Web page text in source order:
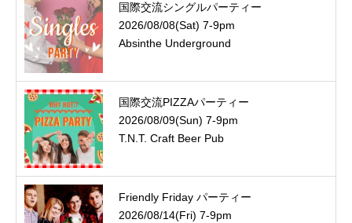
国際交流シングルパーティー
2026/08/08(Sat) 7-9pm
Absinthe Underground
国際交流PIZZAパーティー
2026/08/09(Sun) 7-9pm
T.N.T. Craft Beer Pub
Friendly Friday パーティー
2026/08/14(Fri) 7-9pm